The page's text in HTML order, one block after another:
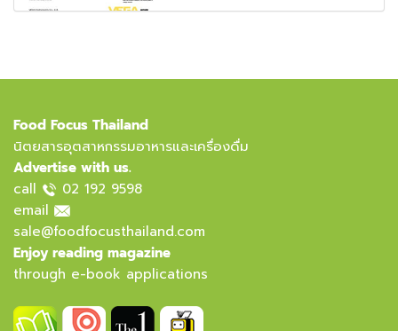
Food Focus Thailand
นิตยสารอุตสาหกรรมอาหารและเครื่องดื่ม
Advertise with us.
call
02 192 9598
email
sale@foodfocusthailand.com
Enjoy reading magazine
through e-book applications